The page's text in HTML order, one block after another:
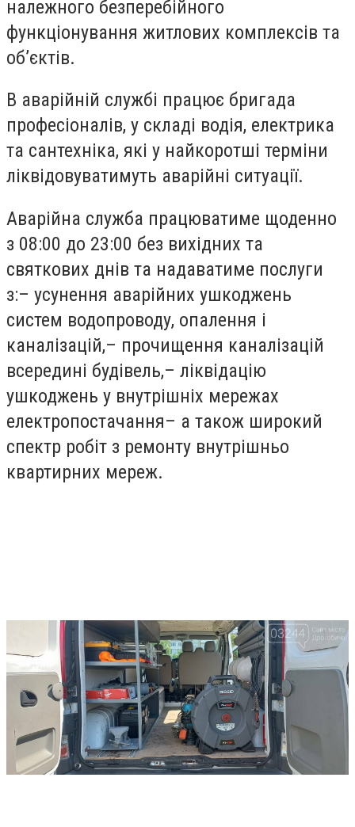
належного безперебійного
функціонування житлових комплексів та
об’єктів.
В аварійній службі працює бригада
професіоналів, у складі водія, електрика
та сантехніка, які у найкоротші терміни
ліквідовуватимуть аварійні ситуації.
Аварійна служба працюватиме щоденно
з 08:00 до 23:00 без вихідних та
святкових днів та надаватиме послуги
з:– усунення аварійних ушкоджень
систем водопроводу, опалення і
каналізацій,– прочищення каналізацій
всередині будівель,– ліквідацію
ушкоджень у внутрішніх мережах
електропостачання– а також широкий
спектр робіт з ремонту внутрішньо
квартирних мереж.